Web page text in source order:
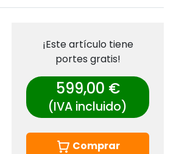
¡Este artículo tiene
portes gratis!
599,00 €
(IVA incluido)
Comprar